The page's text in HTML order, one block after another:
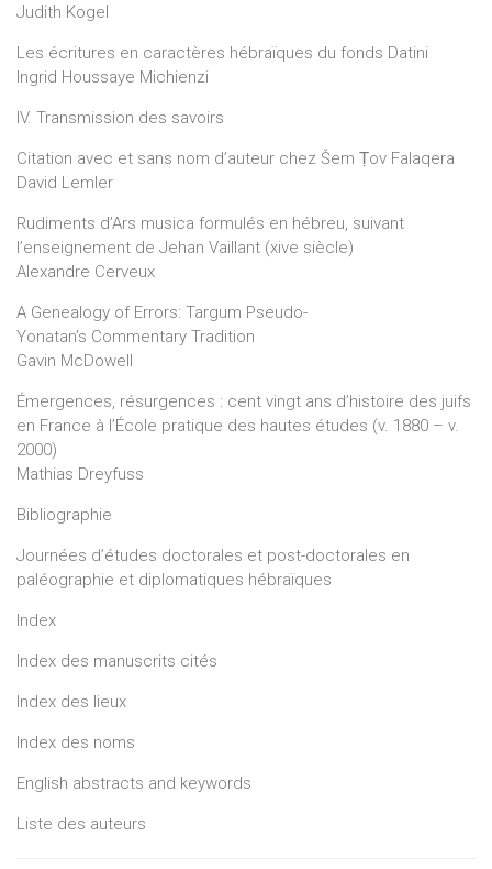
Judith Kogel
Les écritures en caractères hébraïques du fonds Datini
Ingrid Houssaye Michienzi
IV. Transmission des savoirs
Citation avec et sans nom d’auteur chez Šem Ṭov Falaqera
David Lemler
Rudiments d’Ars musica formulés en hébreu, suivant
l’enseignement de Jehan Vaillant (xive siècle)
Alexandre Cerveux
A Genealogy of Errors: Targum Pseudo-
Yonatan’s Commentary Tradition
Gavin McDowell
Émergences, résurgences : cent vingt ans d’histoire des juifs
en France à l’École pratique des hautes études (v. 1880 – v.
2000)
Mathias Dreyfuss
Bibliographie
Journées d’études doctorales et post-doctorales en
paléographie et diplomatiques hébraïques
Index
Index des manuscrits cités
Index des lieux
Index des noms
English abstracts and keywords
Liste des auteurs